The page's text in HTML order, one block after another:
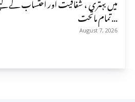
تمام ماتحت...
August 7, 2026